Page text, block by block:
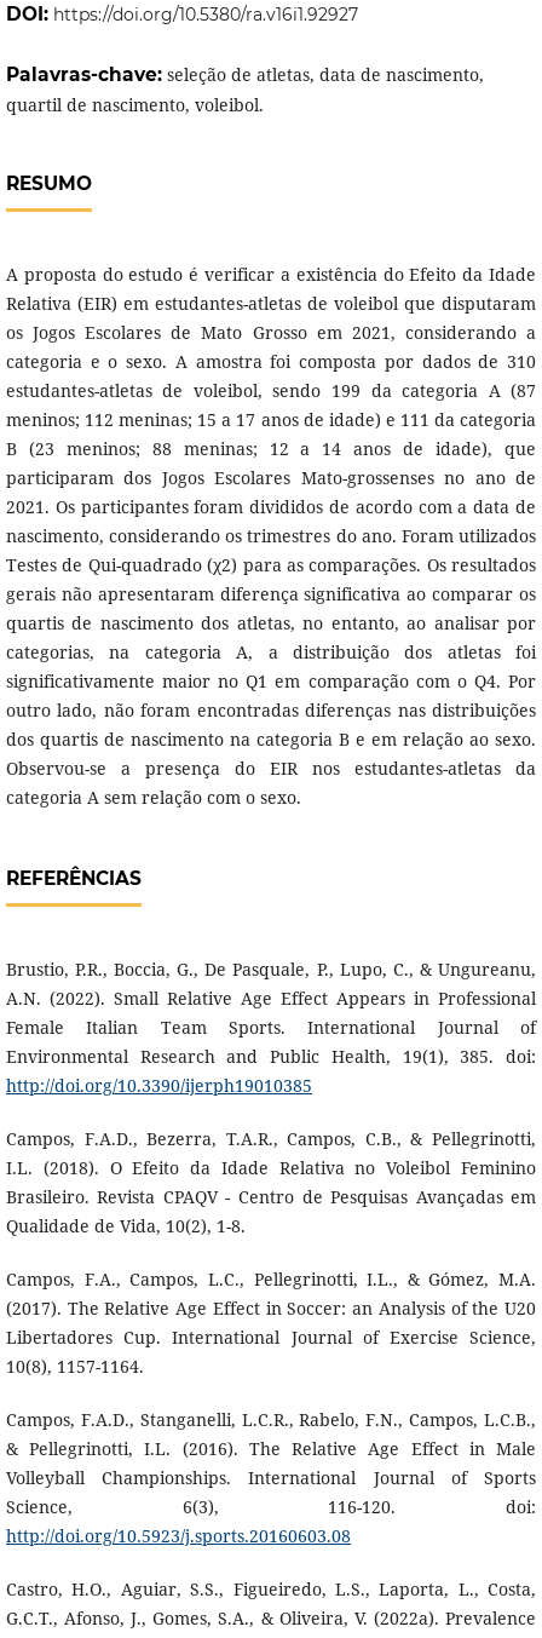
DOI: https://doi.org/10.5380/ra.v16i1.92927
Palavras-chave: seleção de atletas, data de nascimento,
quartil de nascimento, voleibol.
RESUMO
A proposta do estudo é verificar a existência do Efeito da Idade
Relativa (EIR) em estudantes-atletas de voleibol que disputaram
os Jogos Escolares de Mato Grosso em 2021, considerando a
categoria e o sexo. A amostra foi composta por dados de 310
estudantes-atletas de voleibol, sendo 199 da categoria A (87
meninos; 112 meninas; 15 a 17 anos de idade) e 111 da categoria
B (23 meninos; 88 meninas; 12 a 14 anos de idade), que
participaram dos Jogos Escolares Mato-grossenses no ano de
2021. Os participantes foram divididos de acordo com a data de
nascimento, considerando os trimestres do ano. Foram utilizados
Testes de Qui-quadrado (χ2) para as comparações. Os resultados
gerais não apresentaram diferença significativa ao comparar os
quartis de nascimento dos atletas, no entanto, ao analisar por
categorias, na categoria A, a distribuição dos atletas foi
significativamente maior no Q1 em comparação com o Q4. Por
outro lado, não foram encontradas diferenças nas distribuições
dos quartis de nascimento na categoria B e em relação ao sexo.
Observou-se a presença do EIR nos estudantes-atletas da
categoria A sem relação com o sexo.
REFERÊNCIAS
Brustio, P.R., Boccia, G., De Pasquale, P., Lupo, C., & Ungureanu,
A.N. (2022). Small Relative Age Effect Appears in Professional
Female Italian Team Sports. International Journal of
Environmental Research and Public Health, 19(1), 385. doi:
http://doi.org/10.3390/ijerph19010385
Campos, F.A.D., Bezerra, T.A.R., Campos, C.B., & Pellegrinotti,
I.L. (2018). O Efeito da Idade Relativa no Voleibol Feminino
Brasileiro. Revista CPAQV - Centro de Pesquisas Avançadas em
Qualidade de Vida, 10(2), 1-8.
Campos, F.A., Campos, L.C., Pellegrinotti, I.L., & Gómez, M.A.
(2017). The Relative Age Effect in Soccer: an Analysis of the U20
Libertadores Cup. International Journal of Exercise Science,
10(8), 1157-1164.
Campos, F.A.D., Stanganelli, L.C.R., Rabelo, F.N., Campos, L.C.B.,
& Pellegrinotti, I.L. (2016). The Relative Age Effect in Male
Volleyball Championships. International Journal of Sports
Science, 6(3), 116-120. doi:
http://doi.org/10.5923/j.sports.20160603.08
Castro, H.O., Aguiar, S.S., Figueiredo, L.S., Laporta, L., Costa,
G.C.T., Afonso, J., Gomes, S.A., & Oliveira, V. (2022a). Prevalence